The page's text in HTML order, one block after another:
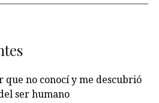
que no conocí y me descubrió
ser humano